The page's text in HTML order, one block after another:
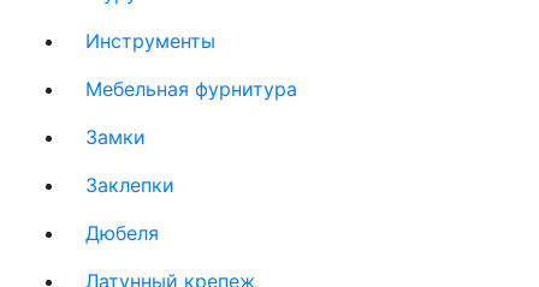
Инструменты
Мебельная фурнитура
Замки
Заклепки
Дюбеля
Латунный крепеж